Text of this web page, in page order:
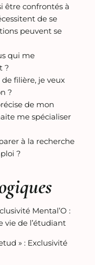
être confrontés à
de se
peuvent se
qui me
?
filière, je veux
?
de mon
me spécialiser
à la recherche
?
Mental’O :
vie de l’étudiant
» : Exclusivité